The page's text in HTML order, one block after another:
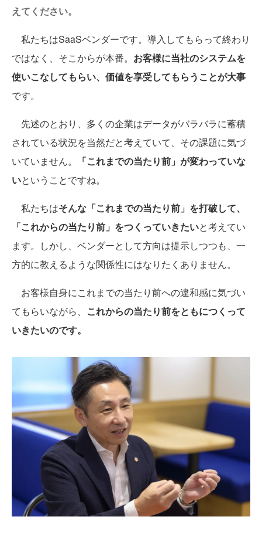
えてください。
私たちはSaaSベンダーです。導入してもらって終わり
ではなく、そこからが本番。 お客様に当社のシステムを
使いこなしてもらい、価値を享受してもらうことが大事
です。
先述のとおり、多くの企業はデータがバラバラに蓄積
されている状況を当然だと考えていて、その課題に気づ
いていません。
「これまでの当たり前」が変わっていな
いということですね。
私たちはそんな「これまでの当たり前」を打破して、
「これからの当たり前」をつくっていきたいと考えてい
ます。しかし、ベンダーとして方向は提示しつつも、一
方的に教えるような関係性にはなりたくありません。
お客様自身にこれまでの当たり前への違和感に気づい
てもらいながら、 これからの当たり前をともにつくって
いきたいのです。